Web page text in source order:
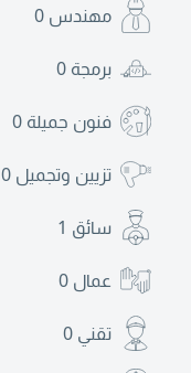
مهندس 0
برمجة 0
فنون جميلة 0
تزيين وتجميل 0
سائق 1
عمال 0
تقني 0